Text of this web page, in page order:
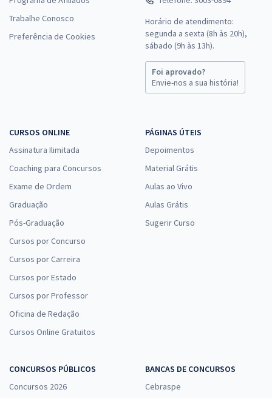
Trabalhe Conosco
Preferência de Cookies
Horário de atendimento:
segunda a sexta (8h às 20h),
sábado (9h às 13h).
Foi aprovado?
Envie-nos a sua história!
CURSOS ONLINE
Assinatura Ilimitada
Coaching para Concursos
Exame de Ordem
Graduação
Pós-Graduação
Cursos por Concurso
Cursos por Carreira
Cursos por Estado
Cursos por Professor
Oficina de Redação
Cursos Online Gratuitos
PÁGINAS ÚTEIS
Depoimentos
Material Grátis
Aulas ao Vivo
Aulas Grátis
Sugerir Curso
CONCURSOS PÚBLICOS
Concursos 2026
BANCAS DE CONCURSOS
Cebraspe